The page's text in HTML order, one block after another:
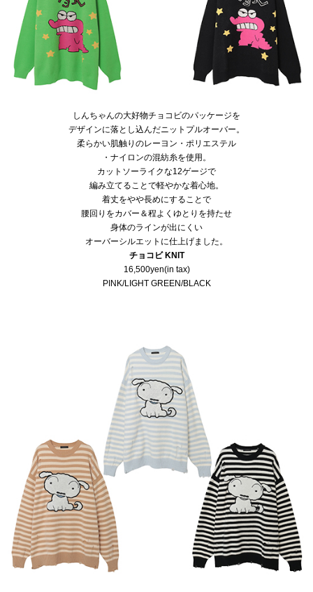
しんちゃんの大好物チョコビのパッケージを
デザインに落とし込んだニットプルオーバー。
柔らかい肌触りのレーヨン・ポリエステル
・ナイロンの混紡糸を使用。
カットソーライクな12ゲージで
編み立てることで軽やかな着心地。
着丈をやや長めにすることで
腰回りをカバー＆程よくゆとりを持たせ
身体のラインが出にくい
オーバーシルエットに仕上げました。
チョコビ KNIT
16,500yen(in tax)
PINK/LIGHT GREEN/BLACK